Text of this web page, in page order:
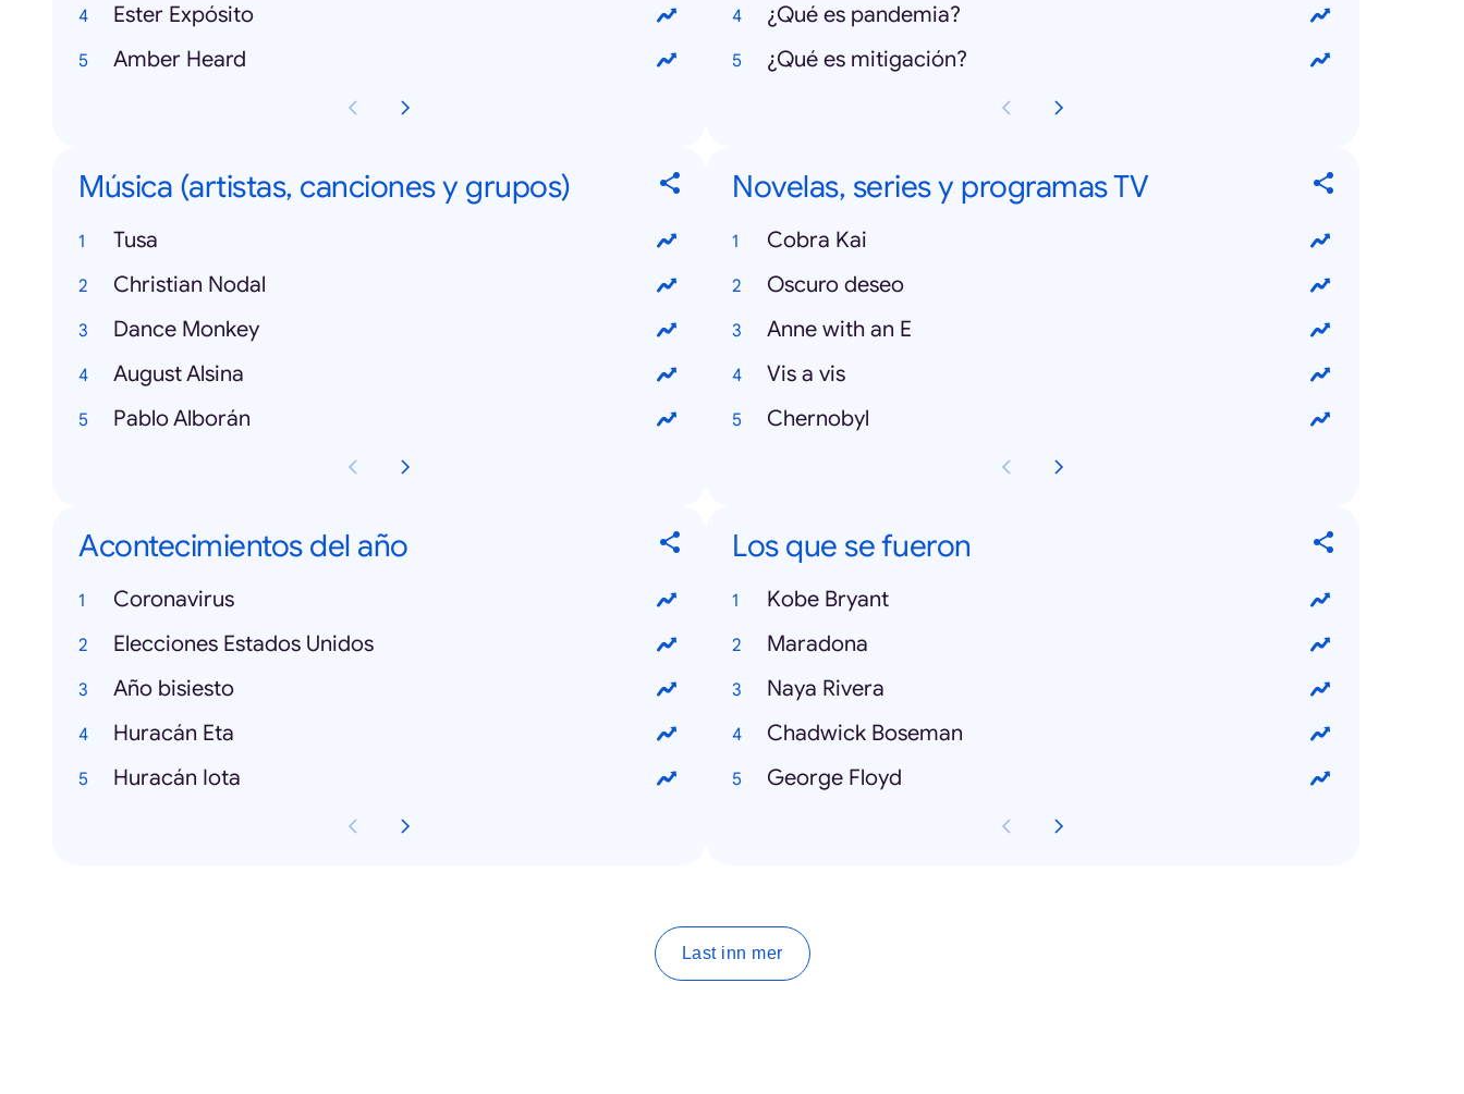
Ester Expósito
Amber Heard
¿Qué es pandemia?
¿Qué es mitigación?
Música (artistas, canciones y grupos)
Tusa
Christian Nodal
Dance Monkey
August Alsina
Pablo Alborán
Novelas, series y programas TV
Cobra Kai
Oscuro deseo
Anne with an E
Vis a vis
Chernobyl
Acontecimientos del año
Coronavirus
Elecciones Estados Unidos
Año bisiesto
Huracán Eta
Huracán Iota
Los que se fueron
Kobe Bryant
Maradona
Naya Rivera
Chadwick Boseman
George Floyd
Last inn mer